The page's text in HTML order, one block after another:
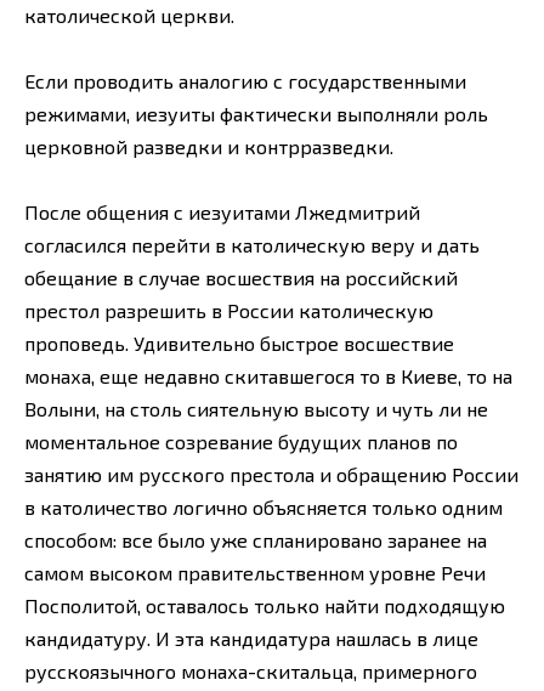
католической церкви.
Если проводить аналогию с государственными
режимами, иезуиты фактически выполняли роль
церковной разведки и контрразведки.
После общения с иезуитами Лжедмитрий
согласился перейти в католическую веру и дать
обещание в случае восшествия на российский
престол разрешить в России католическую
проповедь. Удивительно быстрое восшествие
монаха, еще недавно скитавшегося то в Киеве, то на
Волыни, на столь сиятельную высоту и чуть ли не
моментальное созревание будущих планов по
занятию им русского престола и обращению России
в католичество логично объясняется только одним
способом: все было уже спланировано заранее на
самом высоком правительственном уровне Речи
Посполитой, оставалось только найти подходящую
кандидатуру. И эта кандидатура нашлась в лице
русскоязычного монаха-скитальца, примерного